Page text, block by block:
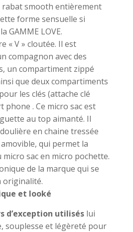
rabat smooth entièrement
forme sensuelle si
GAMME LOVE.
« V » cloutée. Il est
compagnon avec des
un compartiment zippé
que deux compartiments
les clés (attache clé
phone . Ce micro sac est
au top aimanté. Il
en chaine tressée
qui permet la
sac en micro pochette.
de la marque qui se
originalité.
et looké
d’exception utiliséslui
souplesse et légèreté pour